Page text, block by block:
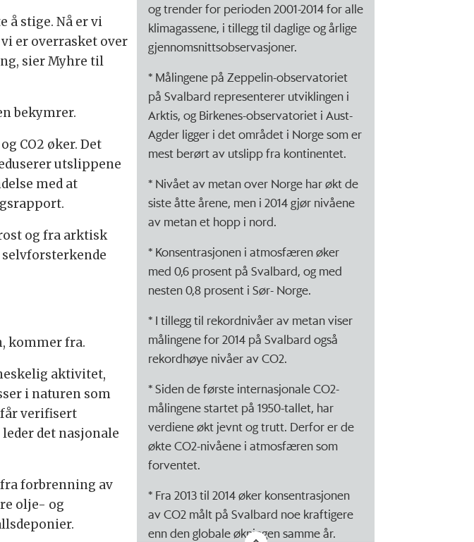
og trender for perioden 2001-2014 for alle
klimagassene, i tillegg til daglige og årlige
gjennomsnittsobservasjoner.
* Målingene på Zeppelin-observatoriet
på Svalbard representerer utviklingen i
Arktis, og Birkenes-observatoriet i Aust-
Agder ligger i det området i Norge som er
mest berørt av utslipp fra kontinentet.
* Nivået av metan over Norge har økt de
siste åtte årene, men i 2014 gjør nivåene
av metan et hopp i nord.
* Konsentrasjonen i atmosfæren øker
med 0,6 prosent på Svalbard, og med
nesten 0,8 prosent i Sør- Norge.
* I tillegg til rekordnivåer av metan viser
målingene for 2014 på Svalbard også
rekordhøye nivåer av CO2.
* Siden de første internasjonale CO2-
målingene startet på 1950-tallet, har
verdiene økt jevnt og trutt. Derfor er de
økte CO2-nivåene i atmosfæren som
forventet.
* Fra 2013 til 2014 øker konsentrasjonen
av CO2 målt på Svalbard noe kraftigere
enn den globale økningen samme år.
å stige. Nå er vi
er overrasket over
sier Myhre til
bekymrer.
CO2 øker. Det
utslippene
med at
og fra arktisk
kommer fra.
aktivitet,
i naturen som
verifisert
det nasjonale
forbrenning av
olje- og